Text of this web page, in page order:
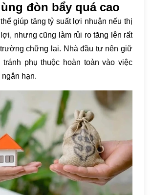
đòn bẩy quá cao
giúp tăng tỷ suất lợi nhuận nếu thị
nhưng cũng làm rủi ro tăng lên rất
chững lại. Nhà đầu tư nên giữ
tránh phụ thuộc hoàn toàn vào việc
hạn.